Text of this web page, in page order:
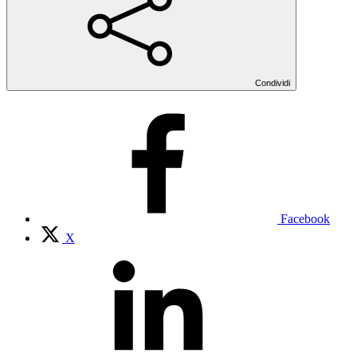
Condividi
Facebook
X